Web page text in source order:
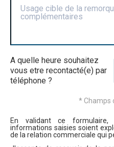
Usage cible de la
complémentaires
A quelle heure souhaitez
vous etre recontacté(e) par
téléphone ?
* Champs
En validant ce
informations saisies soient
de la relation commerciale qui